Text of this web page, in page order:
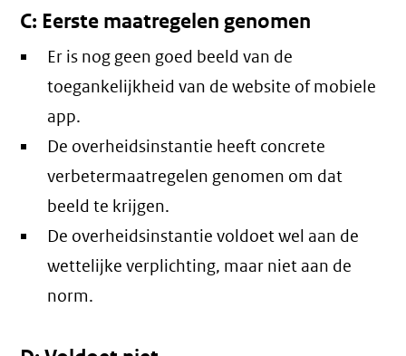
C: Eerste maatregelen genomen
Er is nog geen goed beeld van de
toegankelijkheid van de website of mobiele
app.
De overheidsinstantie heeft concrete
verbetermaatregelen genomen om dat
beeld te krijgen.
De overheidsinstantie voldoet wel aan de
wettelijke verplichting, maar niet aan de
norm.